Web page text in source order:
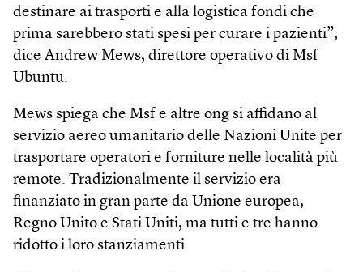
destinare ai trasporti e alla logistica fondi che
prima sarebbero stati spesi per curare i pazienti”,
dice Andrew Mews, direttore operativo di Msf
Ubuntu.
Mews spiega che Msf e altre ong si affidano al
servizio aereo umanitario delle Nazioni Unite per
trasportare operatori e forniture nelle località più
remote. Tradizionalmente il servizio era
finanziato in gran parte da Unione europea,
Regno Unito e Stati Uniti, ma tutti e tre hanno
ridotto i loro stanziamenti.